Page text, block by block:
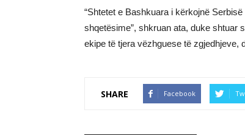
“Shtetet e Bashkuara i kërkojnë
shqetësime”, shkruan ata, duke shtuar
ekipe të tjera vëzhguese të zgjedhjeve,
SHARE Facebook